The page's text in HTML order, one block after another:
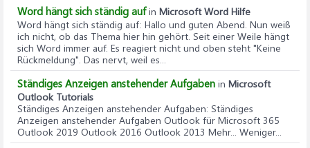
Word hängt sich ständig aufin Microsoft Word Hilfe
Word hängt sich ständig auf: Hallo und guten Abend. Nun weiß
ich nicht, ob das Thema hier hin gehört. Seit einer Weile hängt
sich Word immer auf. Es reagiert nicht und oben steht "Keine
Rückmeldung". Das nervt, weil es...
Ständiges Anzeigen anstehender Aufgaben in Microsoft
Outlook Tutorials
Ständiges Anzeigen anstehender Aufgaben: Ständiges
Anzeigen anstehender Aufgaben Outlook für Microsoft 365
Outlook 2019 Outlook 2016 Outlook 2013 Mehr... Weniger...